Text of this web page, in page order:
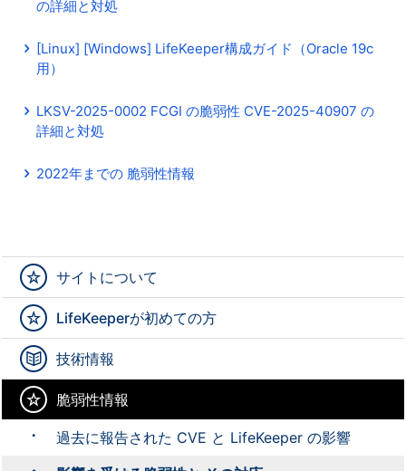
サイトについて
LifeKeeperが初めての方
技術情報
脆弱性情報
過去に報告された CVE と LifeKeeper の影響
の詳細と対処
[Linux] [Windows] LifeKeeper構成ガイド（Oracle 19c
用）
LKSV-2025-0002 FCGI の脆弱性 CVE-2025-40907 の
詳細と対処
2022年までの 脆弱性情報